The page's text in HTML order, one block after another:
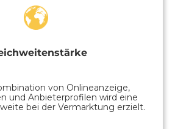
von Onlineanzeige,
und Anbieterprofilen wird eine
bei der Vermarktung erzielt.